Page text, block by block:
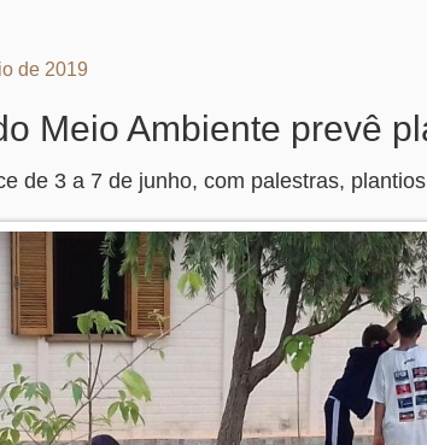
de 2019
Meio Ambiente prevê
de 3 a 7 de junho, com palestras,